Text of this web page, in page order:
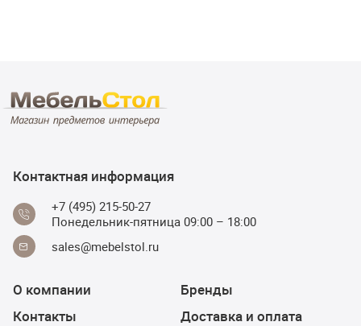
Контактная информация
+7 (495) 215-50-27
Понедельник-пятница 09:00 – 18:00
sales@mebelstol.ru
О компании
Контакты
Бренды
Доставка и оплата